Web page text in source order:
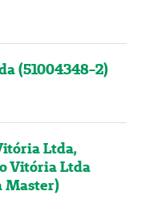
(51004348-2)
Ltda,
Vitória Ltda
Master)